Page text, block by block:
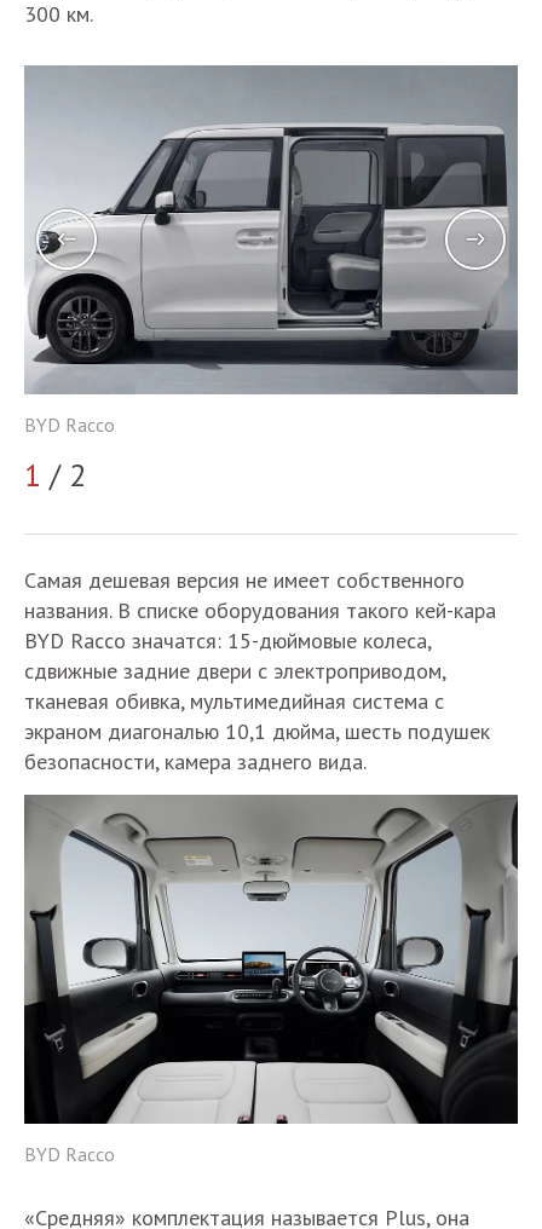
300 км.
BYD Racco
1 / 2
Самая дешевая версия не имеет собственного
названия. В списке оборудования такого кей-кара
BYD Racco значатся: 15-дюймовые колеса,
сдвижные задние двери с электроприводом,
тканевая обивка, мультимедийная система с
экраном диагональю 10,1 дюйма, шесть подушек
безопасности, камера заднего вида.
BYD Racco
«Средняя» комплектация называется Plus, она